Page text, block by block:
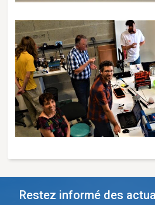
Restez informé des